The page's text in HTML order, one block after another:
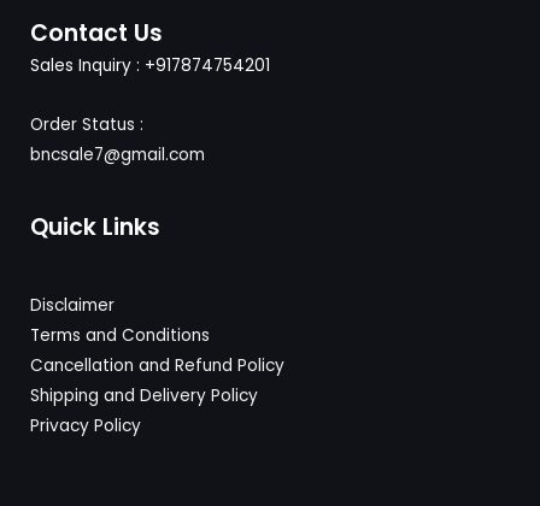
Contact Us
Sales Inquiry : +917874754201
Order Status :
bncsale7@gmail.com
Quick Links
Disclaimer
Terms and Conditions
Cancellation and Refund Policy
Shipping and Delivery Policy
Privacy Policy